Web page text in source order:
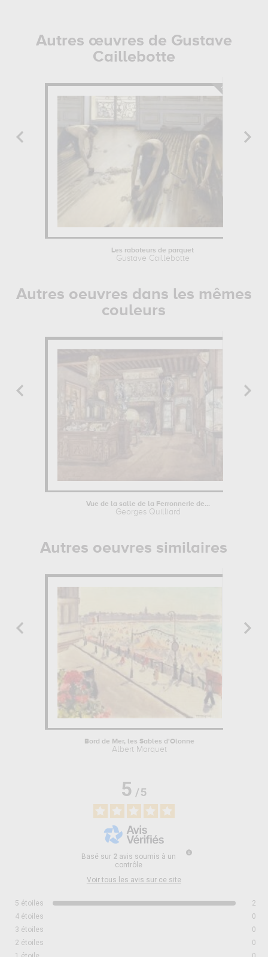
Autres œuvres de Gustave
Caillebotte
Les raboteurs de parquet
Gustave Caillebotte
Autres oeuvres dans les mêmes
couleurs
Vue de la salle de la Ferronnerie de...
Georges Quilliard
Autres oeuvres similaires
Bord de Mer, les Sables d'Olonne
Albert Marquet
5/5
Basé sur 2 avis soumis à un
contrôle
Voir tous les avis sur ce site
5 étoiles
2
4 étoiles
0
3 étoiles
0
2 étoiles
0